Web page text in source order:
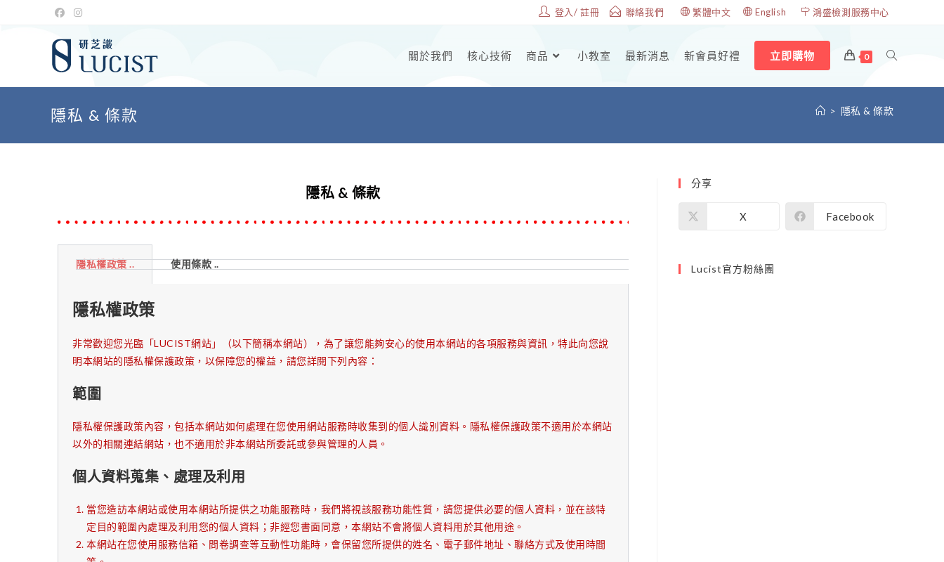
登入/ 註冊 聯絡我們 繁體中文 English 鴻盛檢測服務中心
關於我們 核心技術 商品 小教室 最新消息 新會員好禮 立即購物 0
隱私 & 條款 > 隱私 & 條款
隱私 & 條款
隱私權政策 .. 使用條款 ..
隱私權政策
非常歡迎您光臨「LUCIST網站」（以下簡稱本網站），為了讓您能夠安心的使用本網站的各項服務與資訊，特此向您說
明本網站的隱私權保護政策，以保障您的權益，請您詳閱下列內容：
範圍
隱私權保護政策內容，包括本網站如何處理在您使用網站服務時收集到的個人識別資料。隱私權保護政策不適用於本網站
以外的相關連結網站，也不適用於非本網站所委託或參與管理的人員。
個人資料蒐集、處理及利用
當您造訪本網站或使用本網站所提供之功能服務時，我們將視該服務功能性質，請您提供必要的個人資料，並在該特
定目的範圍內處理及利用您的個人資料；非經您書面同意，本網站不會將個人資料用於其他用途。
本網站在您使用服務信箱、問卷調查等互動性功能時，會保留您所提供的姓名、電子郵件地址、聯絡方式及使用時間
分享
X Facebook
Lucist官方粉絲團